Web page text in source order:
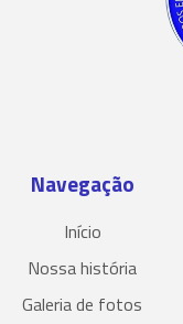
Navegação
Início
Nossa história
Galeria de fotos